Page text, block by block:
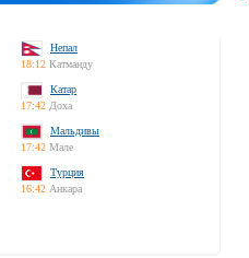
Непал
18:12 Катманду
Катар
17:42 Доха
Мальдивы
17:42 Мале
Турция
16:42 Анкара